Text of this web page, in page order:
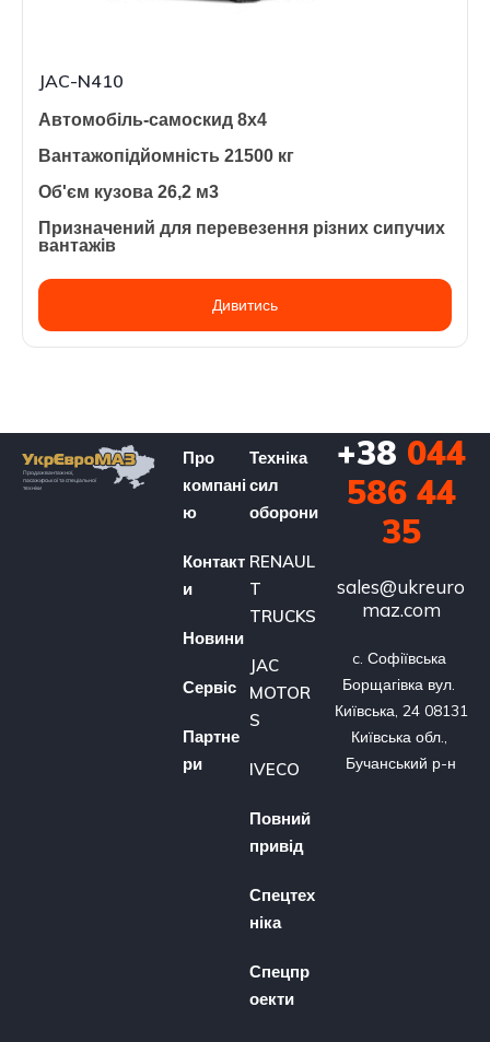
JAC-N410
Автомобіль-самоскид 8х4
Вантажопідйомність 21500 кг
Об'єм кузова 26,2 м3
Призначений для перевезення різних сипучих
вантажів
Дивитись
Про
компані
ю
Контакт
и
Новини
Сервіс
Партне
ри
Техніка
сил
оборони
RENAUL
T
TRUCKS
JAC
MOTOR
S
IVECO
Повний
привід
Спецтех
ніка
Спецпр
оекти
+38 044
586 44
35
sales@ukreuro
maz.com
c. Софіївська
Борщагівка вул.
Київська, 24 08131
Київська обл.,
Бучанський р-н